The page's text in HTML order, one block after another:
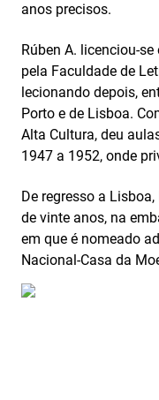
anos precisos.
Rúben A. licenciou-
pela Faculdade de
lecionando depois,
Porto e de Lisboa.
Alta Cultura, deu
1947 a 1952, onde
De regresso a
de vinte anos, na
em que é nomeado
Nacional-Casa da